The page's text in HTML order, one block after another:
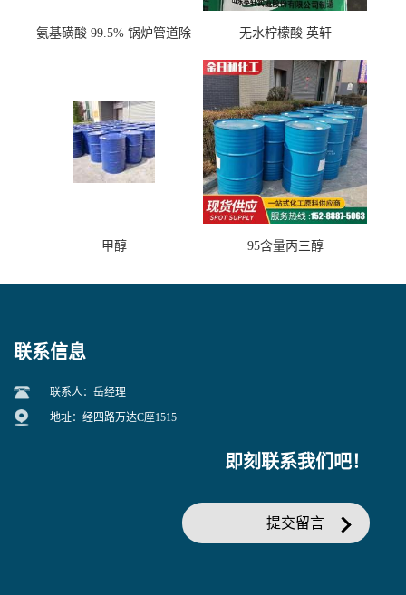
氨基磺酸 99.5% 锅炉管道除
无水柠檬酸 英轩
甲醇 95含量丙三醇
联系信息
联系人：岳经理
地址：经四路万达C座1515
即刻联系我们吧！
提交留言